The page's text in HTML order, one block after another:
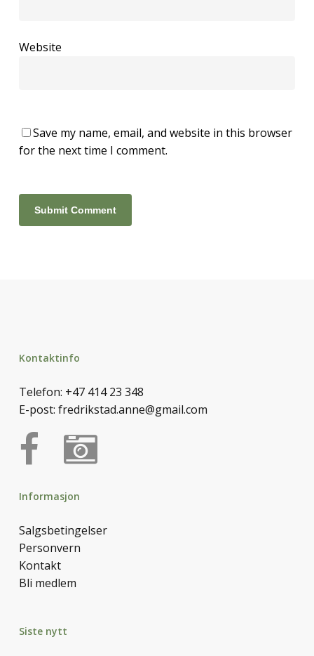
Website
Save my name, email, and website in this browser
for the next time I comment.
Kontaktinfo
Telefon: +47 414 23 348
E-post: fredrikstad.anne@gmail.com
Informasjon
Salgsbetingelser
Personvern
Kontakt
Bli medlem
Siste nytt